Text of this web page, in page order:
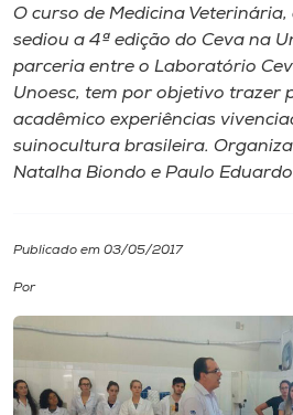
A
Internacionalização
I.nova
Diplomados
Cultura
CPA
O curso de Medicina Veterinária,
sediou a 4ª edição do Ceva na
parceria entre o Laboratório
Unoesc, tem por objetivo trazer
acadêmico experiências
suinocultura brasileira.
Natalha Biondo e Paulo
Publicado em 03/05/2017
Por